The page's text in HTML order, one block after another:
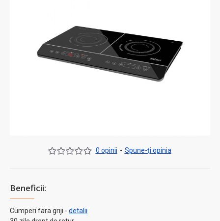
Beneficii:
Cumperi fara griji - detalii
0 opinii - Spune-ţi opinia